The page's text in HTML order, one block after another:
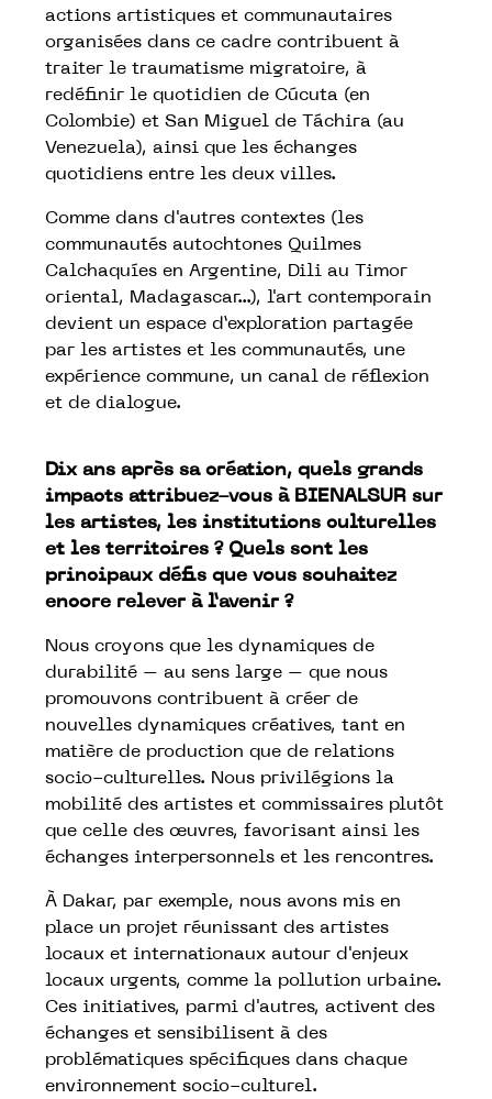
actions artistiques et communautaires
organisées dans ce cadre contribuent à
traiter le traumatisme migratoire, à
redéfinir le quotidien de Cúcuta (en
Colombie) et San Miguel de Táchira (au
Venezuela), ainsi que les échanges
quotidiens entre les deux villes.
Comme dans d'autres contextes (les
communautés autochtones Quilmes
Calchaquíes en Argentine, Dili au Timor
oriental, Madagascar...), l'art contemporain
devient un espace d’exploration partagée
par les artistes et les communautés, une
expérience commune, un canal de réflexion
et de dialogue.
Dix ans après sa création, quels grands
impacts attribuez-vous à BIENALSUR sur
les artistes, les institutions culturelles
et les territoires ? Quels sont les
principaux défis que vous souhaitez
encore relever à l’avenir ?
Nous croyons que les dynamiques de
durabilité – au sens large – que nous
promouvons contribuent à créer de
nouvelles dynamiques créatives, tant en
matière de production que de relations
socio-culturelles. Nous privilégions la
mobilité des artistes et commissaires plutôt
que celle des œuvres, favorisant ainsi les
échanges interpersonnels et les rencontres.
À Dakar, par exemple, nous avons mis en
place un projet réunissant des artistes
locaux et internationaux autour d'enjeux
locaux urgents, comme la pollution urbaine.
Ces initiatives, parmi d'autres, activent des
échanges et sensibilisent à des
problématiques spécifiques dans chaque
environnement socio-culturel.